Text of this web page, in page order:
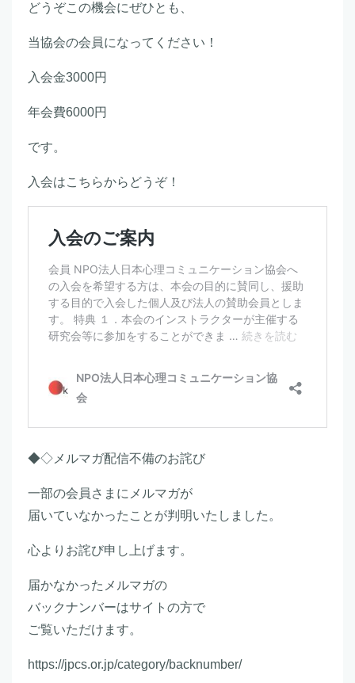
どうぞこの機会にぜひとも、
当協会の会員になってください！
入会金3000円
年会費6000円
です。
入会はこちらからどうぞ！
◆◇メルマガ配信不備のお詫び
一部の会員さまにメルマガが
届いていなかったことが判明いたしました。
心よりお詫び申し上げます。
届かなかったメルマガの
バックナンバーはサイトの方で
ご覧いただけます。
https://jpcs.or.jp/category/backnumber/